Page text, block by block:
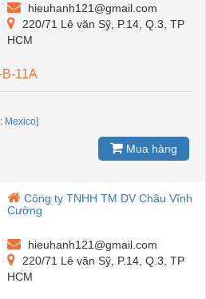
hieuhanh121@gmail.com
220/71 Lê văn Sỹ, P.14, Q.3, TP
HCM
11A
: Mexico]
Mua hàng
Công ty TNHH TM DV Châu Vĩnh
Cường
hieuhanh121@gmail.com
220/71 Lê văn Sỹ, P.14, Q.3, TP
HCM